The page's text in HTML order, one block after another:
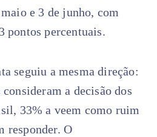
e 3 de junho, com
pontos percentuais.
seguiu a mesma direção:
a decisão dos
33% a veem como ruim
responder. O